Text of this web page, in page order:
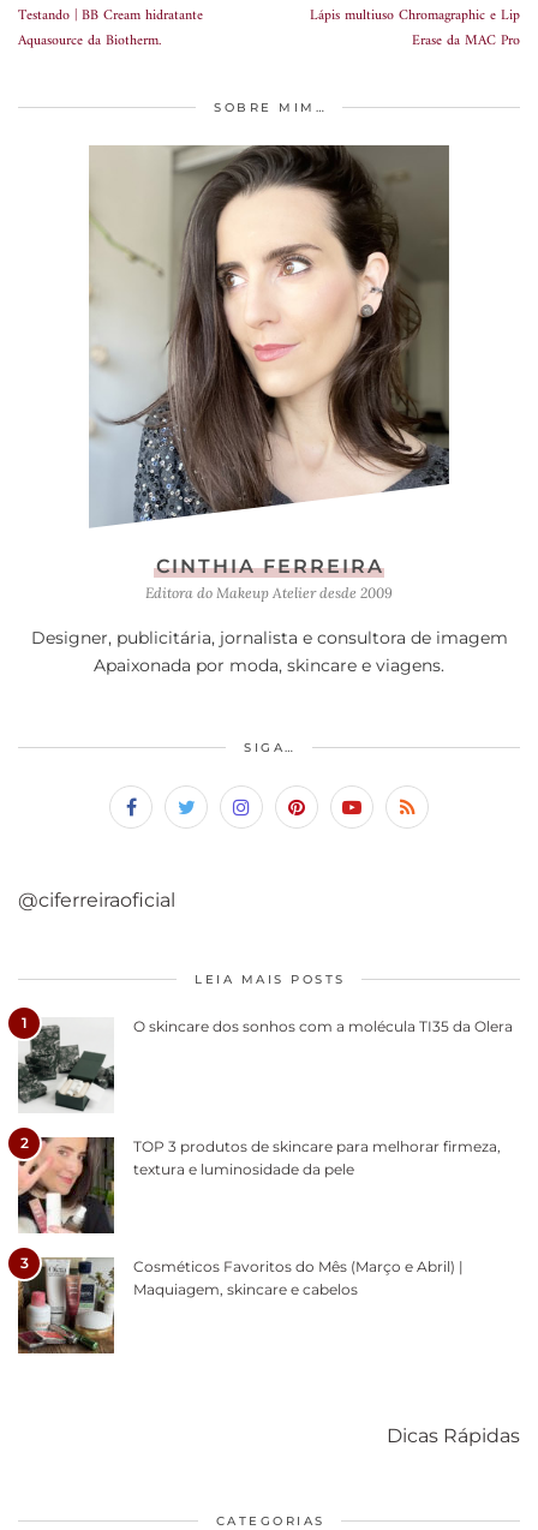
Testando | BB Cream hidratante
Aquasource da Biotherm.
Lápis multiuso Chromagraphic e Lip
Erase da MAC Pro
SOBRE MIM…
CINTHIA FERREIRA
Editora do Makeup Atelier desde 2009
Designer, publicitária, jornalista e consultora de imagem
Apaixonada por moda, skincare e viagens.
SIGA…
@ciferreiraoficial
LEIA MAIS POSTS
1 O skincare dos sonhos com a molécula TI35 da Olera
2
TOP 3 produtos de skincare para melhorar firmeza,
textura e luminosidade da pele
3
Cosméticos Favoritos do Mês (Março e Abril) |
Maquiagem, skincare e cabelos
Dicas Rápidas
diários
cabelos
CATEGORIAS